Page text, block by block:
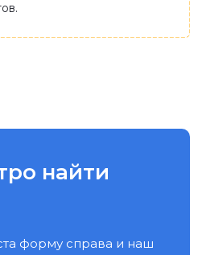
найти
форму справа и наш